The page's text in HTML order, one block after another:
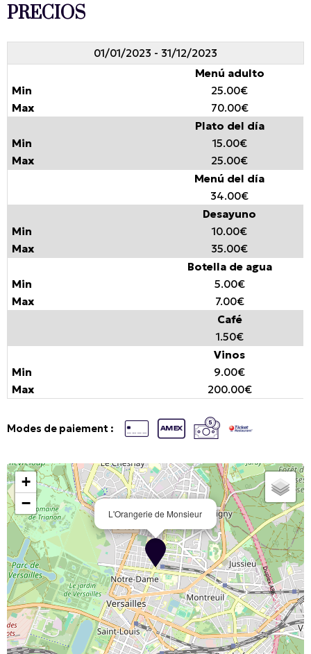
PRECIOS
01/01/2023 - 31/12/2023
Menú adulto
25.00€
70.00€
Plato del día
15.00€
25.00€
Menú del día
34.00€
Desayuno
10.00€
35.00€
Botella de agua
5.00€
7.00€
Café
1.50€
Vinos
9.00€
200.00€
Modes de paiement :
L'Orangerie de Monsieur
+
−